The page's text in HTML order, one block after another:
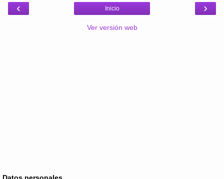
‹ ›
Inicio
Ver versión web
Datos personales